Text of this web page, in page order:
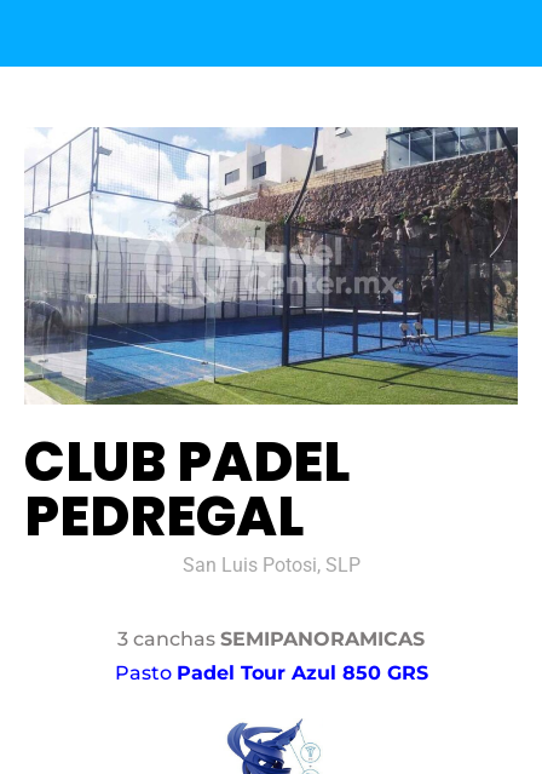
CLUB PADEL
PEDREGAL
San Luis Potosi, SLP
3 canchas SEMIPANORAMICAS
Pasto Padel Tour Azul 850 GRS